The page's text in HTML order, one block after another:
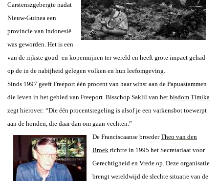
Carstenszgebergte nadat
Nieuw-Guinea een
provincie van Indonesië
was geworden. Het is een
van de rijkste goud- en kopermijnen ter wereld en heeft grote impact gehad
op de in de nabijheid gelegen volken en hun leefomgeving.
Sinds 1997 geeft Freeport één procent van haar winst aan de Papuastammen
die leven in het gebied van Freeport. Bisschop Saklil van het bisdom Timika
zegt hierover: “Die één procentsregeling is alsof je een varkensbot toewerpt
aan de honden, die daar dan om gaan vechten.”
De Franciscaanse broederTheo van den
Broek richtte in 1995 het Secretariaat voor
Gerechtigheid en Vrede op. Deze organisatie
brengt wereldwijd de slechte situatie van de